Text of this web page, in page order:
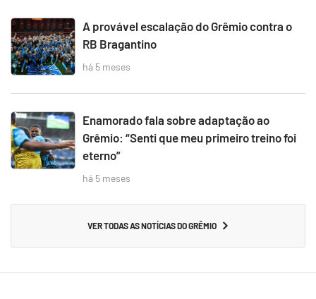
A provável escalação do Grêmio contra o
RB Bragantino
há 5 meses
Enamorado fala sobre adaptação ao
Grêmio: “Senti que meu primeiro treino foi
eterno”
há 5 meses
VER TODAS AS NOTÍCIAS DO GRÊMIO